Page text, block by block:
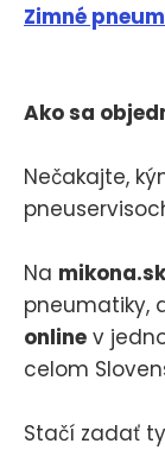
Zimné
Ako sa
Nečakajte,
Na mikona.sk
pneumatiky,
online v
celom
Stačí zadať